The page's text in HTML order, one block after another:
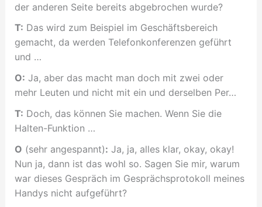
der anderen Seite bereits abgebrochen wurde?
T: Das wird zum Beispiel im Geschäftsbereich
gemacht, da werden Telefonkonferenzen geführt
und …
O: Ja, aber das macht man doch mit zwei oder
mehr Leuten und nicht mit ein und derselben Per…
T: Doch, das können Sie machen. Wenn Sie die
Halten-Funktion …
O (sehr angespannt): Ja, ja, alles klar, okay, okay!
Nun ja, dann ist das wohl so. Sagen Sie mir, warum
war dieses Gespräch im Gesprächsprotokoll meines
Handys nicht aufgeführt?